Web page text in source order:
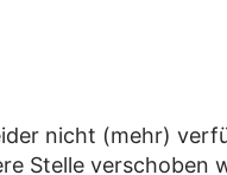
nicht (mehr)
Stelle verschoben